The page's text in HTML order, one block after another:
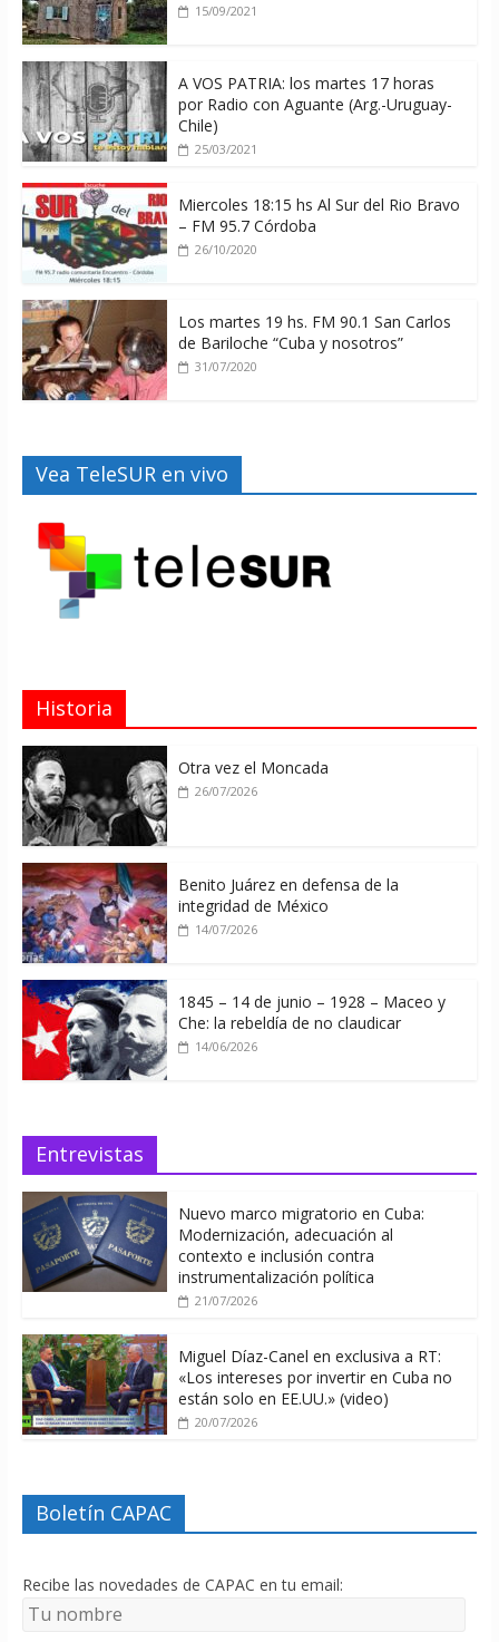
15/09/2021
A VOS PATRIA: los martes 17 horas
por Radio con Aguante (Arg.-Uruguay-
Chile)
25/03/2021
Miercoles 18:15 hs Al Sur del Rio Bravo
– FM 95.7 Córdoba
26/10/2020
Los martes 19 hs. FM 90.1 San Carlos
de Bariloche “Cuba y nosotros”
31/07/2020
Vea TeleSUR en vivo
Historia
Otra vez el Moncada
26/07/2026
Benito Juárez en defensa de la
integridad de México
14/07/2026
1845 – 14 de junio – 1928 – Maceo y
Che: la rebeldía de no claudicar
14/06/2026
Entrevistas
Nuevo marco migratorio en Cuba:
Modernización, adecuación al
contexto e inclusión contra
instrumentalización política
21/07/2026
Miguel Díaz-Canel en exclusiva a RT:
«Los intereses por invertir en Cuba no
están solo en EE.UU.» (video)
20/07/2026
Boletín CAPAC
Recibe las novedades de CAPAC en tu email: